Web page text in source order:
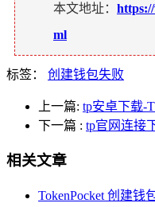
本文地址：
ml
标签： 创建钱包失败
上一篇: tp安卓下载-
下一篇 : tp官网连接
相关文章
TokenPocket 创建